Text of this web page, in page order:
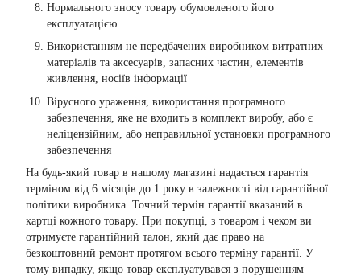
Нормального зносу товару обумовленого його
експлуатацією
Використанням не передбачених виробником витратних
матеріалів та аксесуарів, запасних частин, елементів
живлення, носіїв інформації
Вірусного ураження, використання програмного
забезпечення, яке не входить в комплект виробу, або є
неліцензійним, або неправильної установки програмного
забезпечення
На будь-який товар в нашому магазині надається гарантія
терміном від 6 місяців до 1 року в залежності від гарантійної
політики виробника. Точний термін гарантії вказаний в
картці кожного товару. При покупці, з товаром і чеком ви
отримуєте гарантійний талон, який дає право на
безкоштовний ремонт протягом всього терміну гарантії. У
тому випадку, якщо товар експлуатувався з порушенням